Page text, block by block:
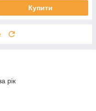
Купити
рік